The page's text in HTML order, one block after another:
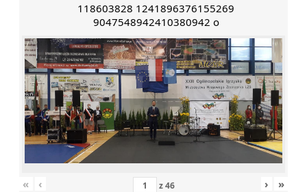
118603828 1241896376155269
9047548942410380942 o
« ‹ z46 › »